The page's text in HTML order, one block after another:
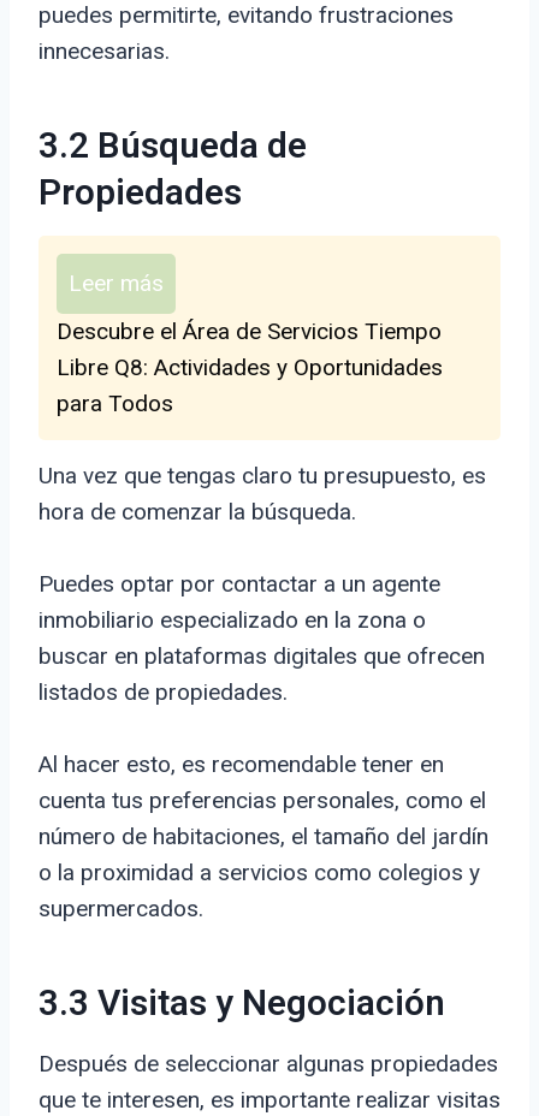
puedes permitirte, evitando frustraciones
innecesarias.
3.2 Búsqueda de
Propiedades
Leer más
Descubre el Área de Servicios Tiempo
Libre Q8: Actividades y Oportunidades
para Todos
Una vez que tengas claro tu presupuesto, es
hora de comenzar la búsqueda.
Puedes optar por contactar a un agente
inmobiliario especializado en la zona o
buscar en plataformas digitales que ofrecen
listados de propiedades.
Al hacer esto, es recomendable tener en
cuenta tus preferencias personales, como el
número de habitaciones, el tamaño del jardín
o la proximidad a servicios como colegios y
supermercados.
3.3 Visitas y Negociación
Después de seleccionar algunas propiedades
que te interesen, es importante realizar visitas